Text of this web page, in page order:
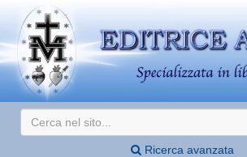
Ricerca avanzata